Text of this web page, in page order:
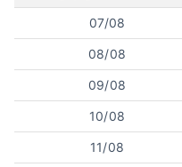
07/08
08/08
09/08
10/08
11/08